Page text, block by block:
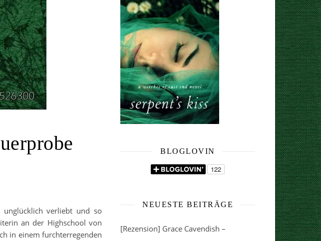
unglücklich verliebt und so
an der Highschool von
in einem furchterregenden
BLOGLOVIN
NEUESTE BEITRÄGE
[Rezension] Grace Cavendish –